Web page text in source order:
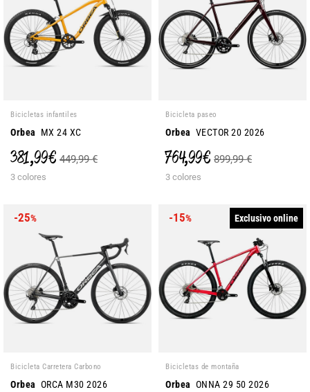
Bicicletas infantiles
Orbea MX 24 XC
381,99 € 449,99 €
3 colores
Bicicleta paseo
Orbea VECTOR 20 2026
764,99 € 899,99 €
3 colores
-25%
Bicicleta Carretera Carbono
Orbea ORCA M30 2026
-15% Exclusivo online
Bicicletas de montaña
Orbea ONNA 29 50 2026